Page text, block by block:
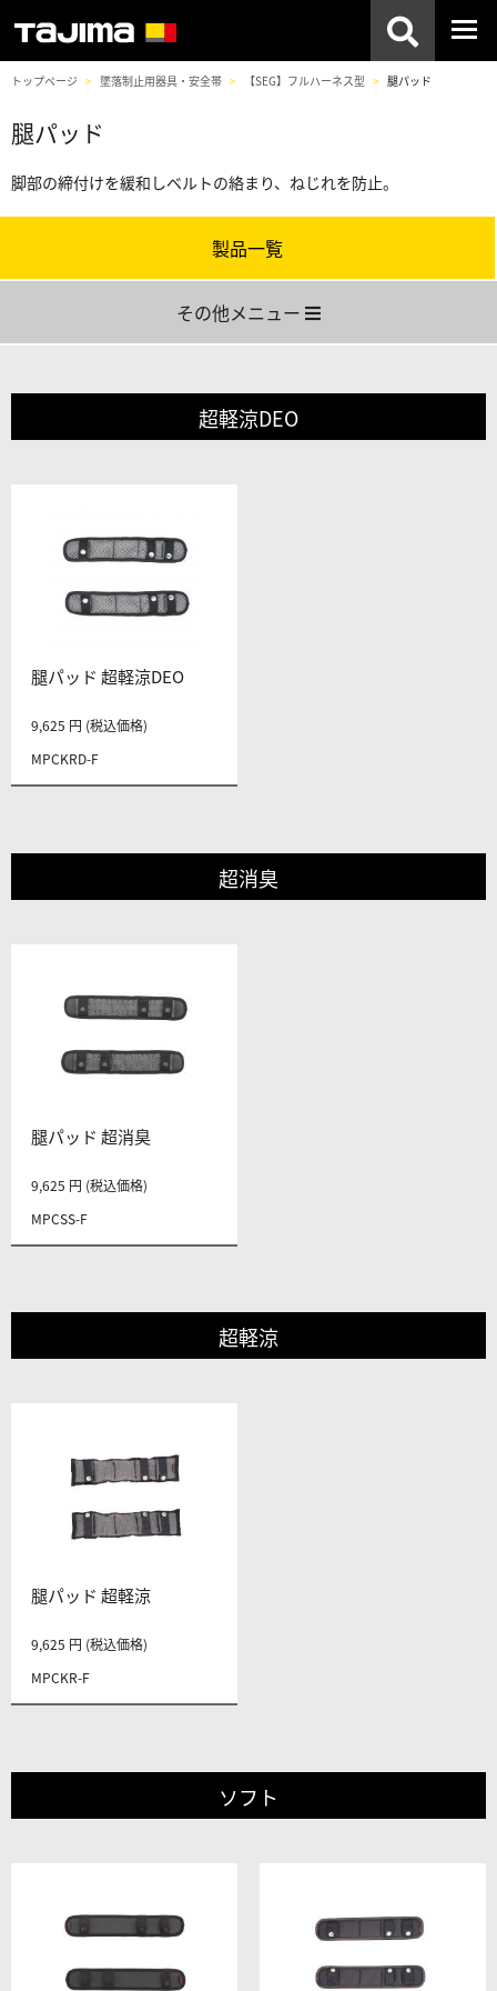
トップページ 墜落制止用器具・安全帯 【SEG】フルハーネス型 腿パッド
腿パッド
脚部の締付けを緩和しベルトの絡まり、ねじれを防止。
製品一覧
その他メニュー
超軽涼DEO
腿パッド 超軽涼DEO
MPCKRD-F
9,625 円 (税込価格)
超消臭
腿パッド 超消臭
MPCSS-F
9,625 円 (税込価格)
超軽涼
腿パッド 超軽涼
MPCKR-F
9,625 円 (税込価格)
ソフト